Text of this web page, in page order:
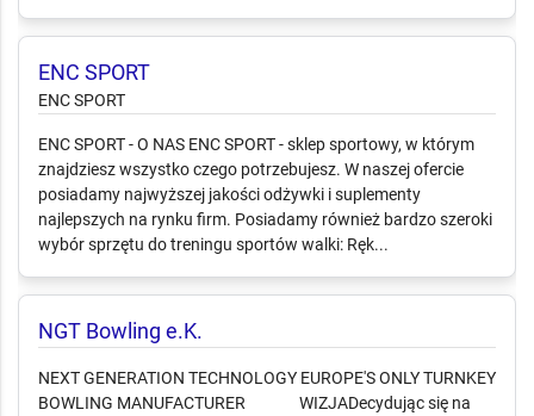
ENC SPORT
ENC SPORT
ENC SPORT - O NAS ENC SPORT - sklep sportowy, w którym
znajdziesz wszystko czego potrzebujesz. W naszej ofercie
posiadamy najwyższej jakości odżywki i suplementy
najlepszych na rynku firm. Posiadamy również bardzo szeroki
wybór sprzętu do treningu sportów walki: Ręk...
NGT Bowling e.K.
NEXT GENERATION TECHNOLOGY EUROPE'S ONLY TURNKEY
BOWLING MANUFACTURER WIZJA ​ Decydując się na